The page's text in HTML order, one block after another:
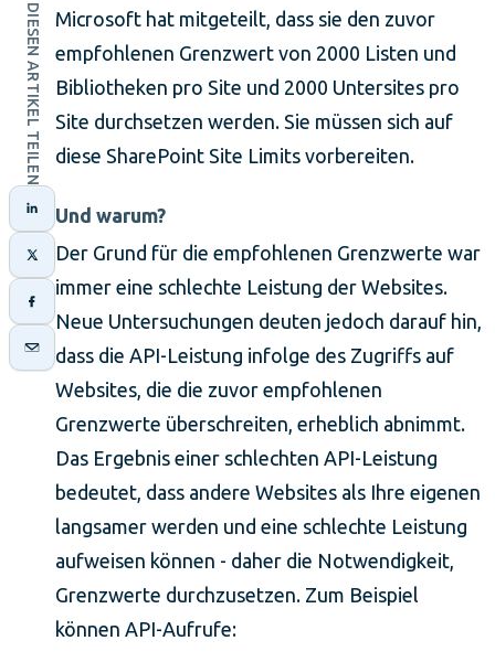
DIESEN ARTIKEL TEILEN
Microsoft hat mitgeteilt, dass sie den zuvor
empfohlenen Grenzwert von 2000 Listen und
Bibliotheken pro Site und 2000 Untersites pro
Site durchsetzen werden. Sie müssen sich auf
diese SharePoint Site Limits vorbereiten.
Und warum?
Der Grund für die empfohlenen Grenzwerte war
immer eine schlechte Leistung der Websites.
Neue Untersuchungen deuten jedoch darauf hin,
dass die API-Leistung infolge des Zugriffs auf
Websites, die die zuvor empfohlenen
Grenzwerte überschreiten, erheblich abnimmt.
Das Ergebnis einer schlechten API-Leistung
bedeutet, dass andere Websites als Ihre eigenen
langsamer werden und eine schlechte Leistung
aufweisen können - daher die Notwendigkeit,
Grenzwerte durchzusetzen. Zum Beispiel
können API-Aufrufe: